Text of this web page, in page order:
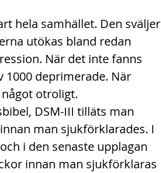
hela samhället. Den sväljer
utökas bland redan
När det inte fanns
1000 deprimerade. När
otroligt.
DSM-III tilläts man
man sjukförklarades. I
i den senaste upplagan
innan man sjukförklaras